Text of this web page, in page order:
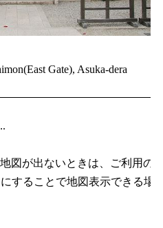
Gate), Asuka-dera
図が出ないときは、ご利用の
することで地図表示できる場